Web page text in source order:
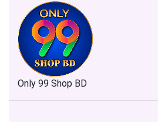
Only 99 Shop BD